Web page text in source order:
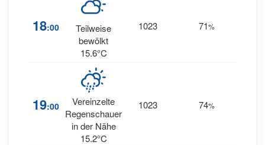
18:00
Teilweise
bewölkt
15.6°C
1023 71%
19:00
Vereinzelte
Regenschauer
in der Nähe
15.2°C
1023 74%